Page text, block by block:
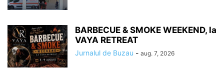
BARBECUE & SMOKE WEEKEND, la
VAYA RETREAT
Jurnalul de Buzau - aug. 7, 2026